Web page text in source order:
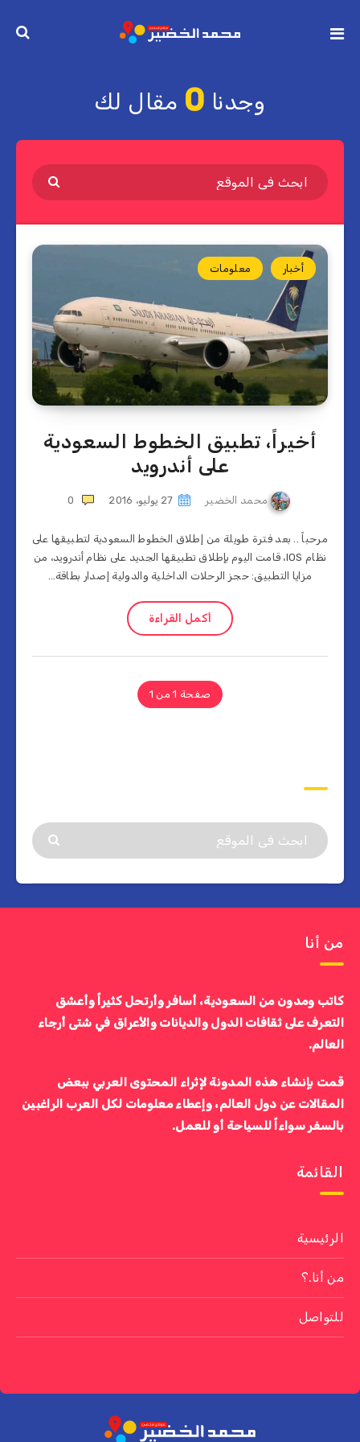
وجدنا 0 مقال لك
أخبار معلومات
أخيراً، تطبيق الخطوط السعودية
على أندرويد
محمد الخضير 27 يوليو، 2016 0
مرحباً .. بعد فترة طويلة من إطلاق الخطوط السعودية لتطبيقها على
نظام IOS، قامت اليوم بإطلاق تطبيقها الجديد على نظام أندرويد، من
مزايا التطبيق: حجز الرحلات الداخلية والدولية إصدار بطاقة…
أكمل القراءة
صفحة 1 من 1
من أنا
كاتب ومدون من السعودية، أسافر وأرتحل كثيراً وأعشق
التعرف على ثقافات الدول والديانات والأعراق في شتى أرجاء
العالم.
قمت بإنشاء هذه المدونة لإثراء المحتوى العربي ببعض
المقالات عن دول العالم، وإعطاء معلومات لكل العرب الراغبين
بالسفر سواءاً للسياحة أو للعمل.
القائمة
الرئيسية
من أنا.؟
للتواصل